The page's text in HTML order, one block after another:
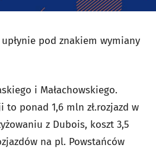
pod znakiem wymiany
i Małachowskiego.
to ponad 1,6 mln zł.rozjazd w
z Dubois, koszt 3,5
na pl. Powstańców